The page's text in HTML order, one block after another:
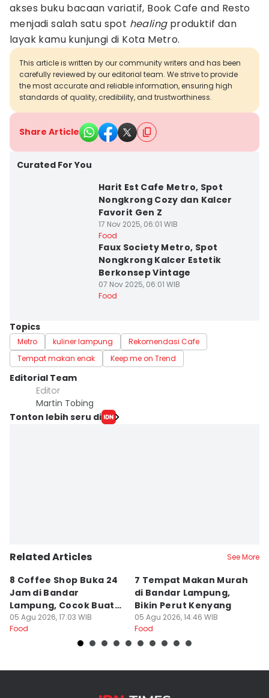
akses buku bacaan variatif, Book Cafe and Resto
menjadi salah satu spot healingproduktif dan
layak kamu kunjungi di Kota Metro.
This article is written by our community writers and has been
carefully reviewed by our editorial team. We strive to provide
the most accurate and reliable information, ensuring high
standards of quality, credibility, and trustworthiness.
Share Article
Curated For You
Harit Est Cafe Metro, Spot
Nongkrong Cozy dan Kalcer
Favorit Gen Z
17 Nov 2025, 06:01 WIB
Food
Faux Society Metro, Spot
Nongkrong Kalcer Estetik
Berkonsep Vintage
07 Nov 2025, 06:01 WIB
Food
Topics
Metro kuliner lampung
Rekomendasi Cafe
Tempat makan enak
Keep me on Trend
Editorial Team
Editor
Martin Tobing
Tonton lebih seru di
Related Articles See More
8 Coffee Shop Buka 24
Jam di Bandar
Lampung, Cocok Buat
Begadang
05 Agu 2026, 17:03 WIB
Food
7 Tempat Makan Murah
di Bandar Lampung,
Bikin Perut Kenyang
05 Agu 2026, 14:46 WIB
Food